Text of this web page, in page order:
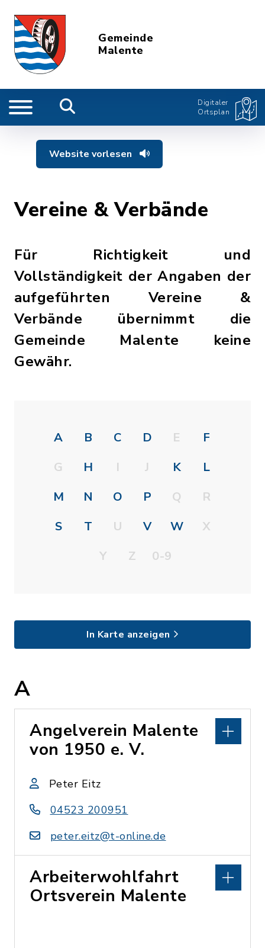
Gemeinde
Malente
Digitaler
Ortsplan
Website vorlesen
Vereine & Verbände
Für Richtigkeit und
Vollständigkeit der Angaben der
aufgeführten Vereine &
Verbände übernimmt die
Gemeinde Malente keine
Gewähr.
A B C D E
F
G
H I J K
L
M
N O P Q
R
S
T U V W
X
Y
Z 0-9
In Karte anzeigen
A
Angelverein Malente
von 1950 e. V.
Peter Eitz
04523 200951
peter.eitz@t-online.de
Arbeiterwohlfahrt
Ortsverein Malente